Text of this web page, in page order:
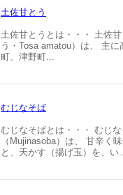
土佐甘とう
土佐甘とうとは・・・ 土佐
う・Tosa amatou）は、 主
町、津野町...
むじなそば
むじなそばとは・・・ むじ
（Mujinasoba）は、 甘辛く
と、天かす（揚げ玉）を、い...